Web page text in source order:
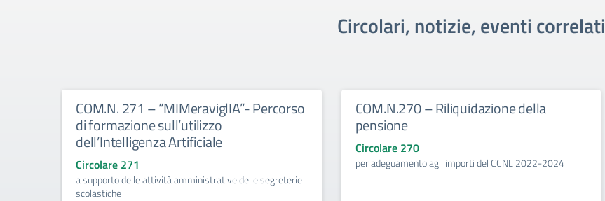
Circolari, notizie, eventi correlati
COM.N. 271 – “MIMeraviglIA”- Percorso
di formazione sull’utilizzo
dell’Intelligenza Artificiale
Circolare 271
a supporto delle attività amministrative delle segreterie
scolastiche
COM.N.270 – Riliquidazione della
pensione
Circolare 270
per adeguamento agli importi del CCNL 2022-2024